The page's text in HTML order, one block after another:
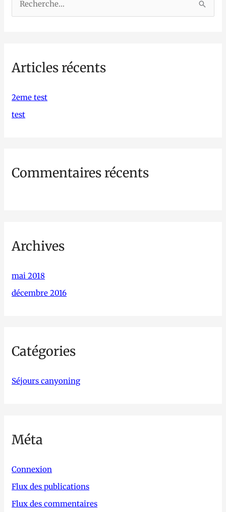
e
c
h
:
Articles récents
2eme test
test
Commentaires récents
Archives
mai 2018
décembre 2016
Catégories
Séjours canyoning
Méta
Connexion
Flux des publications
Flux des commentaires